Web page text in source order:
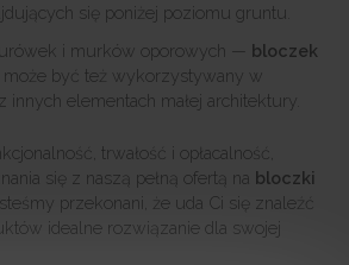
się poniżej poziomu gruntu.
i murków oporowych — bloczek
może być też wykorzystywany w
innych elementach małej architektury.
trwałość i opłacalność,
się z naszą pełną ofertą na bloczki
przekonani, że uda Ci się znaleźć
idealne rozwiązanie dla swojej